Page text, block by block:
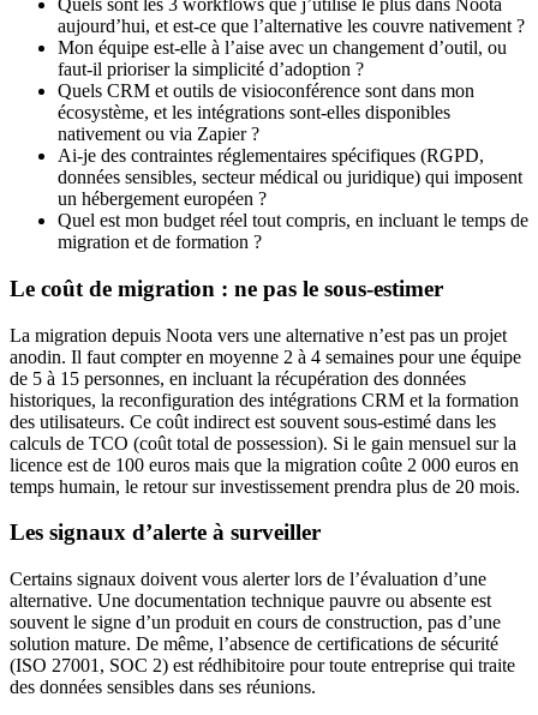
Quels sont les 3 workflows que j’utilise le plus dans Noota
aujourd’hui, et est-ce que l’alternative les couvre nativement ?
Mon équipe est-elle à l’aise avec un changement d’outil, ou
faut-il prioriser la simplicité d’adoption ?
Quels CRM et outils de visioconférence sont dans mon
écosystème, et les intégrations sont-elles disponibles
nativement ou via Zapier ?
Ai-je des contraintes réglementaires spécifiques (RGPD,
données sensibles, secteur médical ou juridique) qui imposent
un hébergement européen ?
Quel est mon budget réel tout compris, en incluant le temps de
migration et de formation ?
Le coût de migration : ne pas le sous-estimer
La migration depuis Noota vers une alternative n’est pas un projet
anodin. Il faut compter en moyenne 2 à 4 semaines pour une équipe
de 5 à 15 personnes, en incluant la récupération des données
historiques, la reconfiguration des intégrations CRM et la formation
des utilisateurs. Ce coût indirect est souvent sous-estimé dans les
calculs de TCO (coût total de possession). Si le gain mensuel sur la
licence est de 100 euros mais que la migration coûte 2 000 euros en
temps humain, le retour sur investissement prendra plus de 20 mois.
Les signaux d’alerte à surveiller
Certains signaux doivent vous alerter lors de l’évaluation d’une
alternative. Une documentation technique pauvre ou absente est
souvent le signe d’un produit en cours de construction, pas d’une
solution mature. De même, l’absence de certifications de sécurité
(ISO 27001, SOC 2) est rédhibitoire pour toute entreprise qui traite
des données sensibles dans ses réunions.